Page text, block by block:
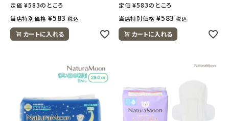
定価 ¥583のところ
当店特別価格 ¥583 税込
カートに入れる
定価 ¥583のところ
当店特別価格 ¥583 税込
カートに入れる